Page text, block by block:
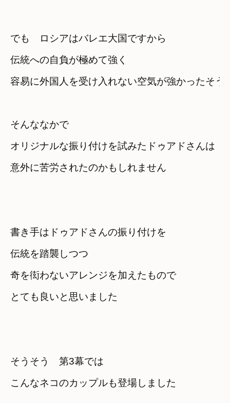
でも　ロシアはバレエ大国ですから
伝統への自負が極めて強く
容易に外国人を受け入れない空気が強かったそう
そんななかで
オリジナルな振り付けを試みたドゥアドさんは
意外に苦労されたのかもしれません
書き手はドゥアドさんの振り付けを
伝統を踏襲しつつ
奇を衒わないアレンジを加えたもので
とても良いと思いました
そうそう　第3幕では
こんなネコのカップルも登場しました